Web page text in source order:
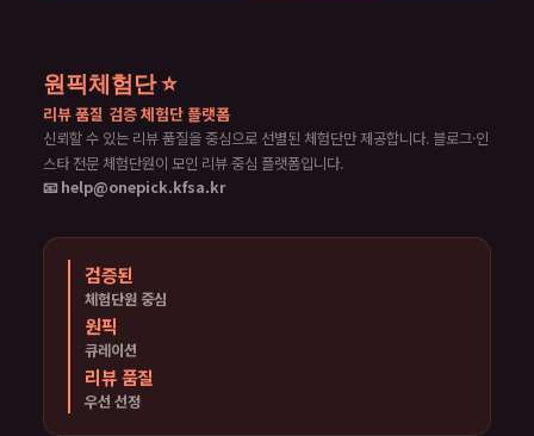
원픽체험단 ⭐
리뷰 품질 검증 체험단 플랫폼
신뢰할 수 있는 리뷰 품질을 중심으로 선별된 체험단만 제공합니다. 블로그·인
스타 전문 체험단원이 모인 리뷰 중심 플랫폼입니다.
📧 help@onepick.kfsa.kr
검증된
체험단원 중심
원픽
큐레이션
리뷰 품질
우선 선정